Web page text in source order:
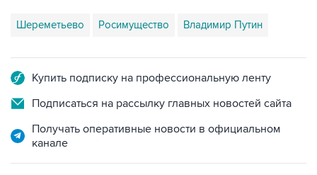
Шереметьево Росимущество Владимир Путин
Купить подписку на профессиональную ленту
Подписаться на рассылку главных новостей сайта
Получать оперативные новости в официальном
канале